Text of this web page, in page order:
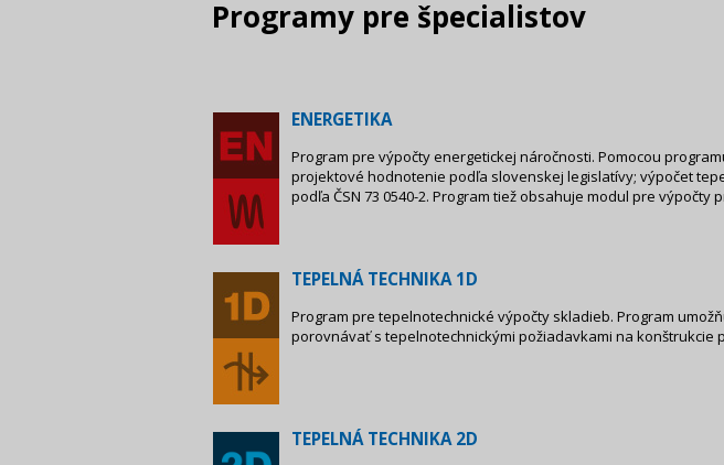
Programy pre špecialistov
ENERGETIKA
Program pre výpočty energetickej náročnosti. Pomocou
projektové hodnotenie podľa slovenskej legislatívy; výpočet
podľa ČSN 73 0540-2. Program tiež obsahuje modul pre výpočty
TEPELNÁ TECHNIKA 1D
Program pre tepelnotechnické výpočty skladieb. Program
porovnávať s tepelnotechnickými požiadavkami na konštrukcie
TEPELNÁ TECHNIKA 2D